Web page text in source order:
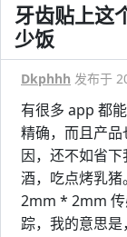
牙齿贴上这
少饭
Dkphhh 发布于
有很多 app 都
精确，而且产
因，还不如省
酒，吃点烤乳
2mm * 2mm
踪，我的意思是